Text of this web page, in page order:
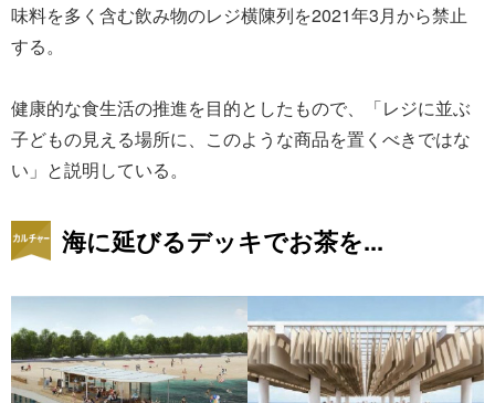
味料を多く含む飲み物のレジ横陳列を2021年3月から禁止
する。
健康的な食生活の推進を目的としたもので、「レジに並ぶ
子どもの見える場所に、このような商品を置くべきではな
い」と説明している。
海に延びるデッキでお茶を...